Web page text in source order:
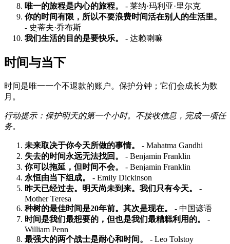
唯一的旅程是内心的旅程。
- 莱纳·玛利亚·里尔克
你的时间有限，所以不要浪费时间活在别人的生活里。
- 史蒂夫·乔布斯
我们生活的目的是要快乐。
- 达赖喇嘛
时间与当下
时间是唯一一个不退款的账户。保护分钟；它们会成长为数
月。
行动提示：保护明天的第一个小时。不接收信息，完成一项任
务。
未来取决于你今天所做的事情。
- Mahatma Gandhi
失去的时间永远无法找回。
- Benjamin Franklin
你可以拖延，但时间不会。
- Benjamin Franklin
永恒由当下组成。
- Emily Dickinson
昨天已经过去。明天尚未到来。我们只有今天。
-
Mother Teresa
种树的最佳时间是20年前。其次是现在。
- 中国谚语
时间是我们最想要的，但也是我们最糟糕利用的。
-
William Penn
最强大的两个战士是耐心和时间。
- Leo Tolstoy